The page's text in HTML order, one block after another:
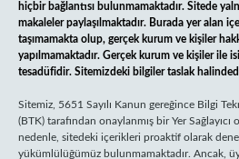
hiçbir bağlantısı bulunmamaktadır. Sitede
makaleler paylaşılmaktadır. Burada yer alan
taşımamakta olup, gerçek kurum ve kişiler
yapılmamaktadır. Gerçek kurum ve kişiler ile
tesadüfidir. Sitemizdeki bilgiler taslak
Sitemiz, 5651 Sayılı Kanun gereğince Bilgi
(BTK) tarafından onaylanmış bir Yer
nedenle, sitedeki içerikleri proaktif olarak
yükümlülüğümüz bulunmamaktadır. Ancak,